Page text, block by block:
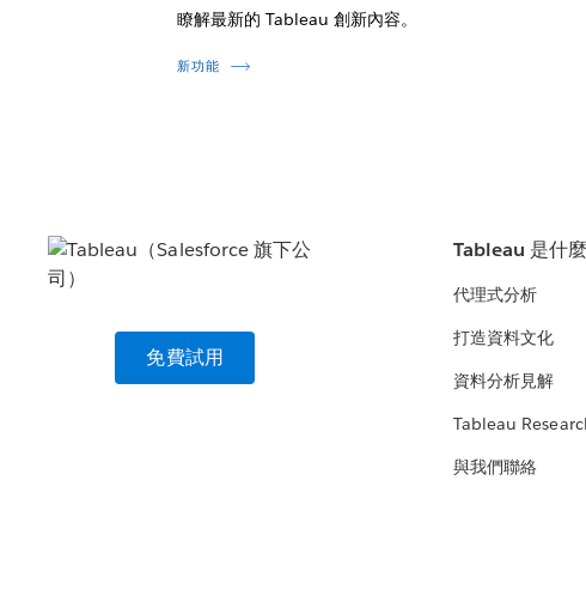
瞭解最新的 Tableau 創新內容。
新功能
免費試用
Tableau 是什麼
代理式分析
打造資料文化
資料分析見解
Tableau
與我們聯絡